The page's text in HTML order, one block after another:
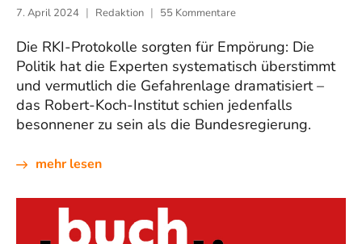
7. April 2024 Redaktion 55 Kommentare
Die RKI-Protokolle sorgten für Empörung: Die
Politik hat die Experten systematisch überstimmt
und vermutlich die Gefahrenlage dramatisiert –
das Robert-Koch-Institut schien jedenfalls
besonnener zu sein als die Bundesregierung.
mehr lesen